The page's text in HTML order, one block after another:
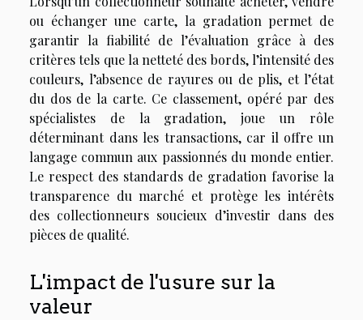
ou échanger une carte, la gradation permet de
garantir la fiabilité de l’évaluation grâce à des
critères tels que la netteté des bords, l’intensité des
couleurs, l’absence de rayures ou de plis, et l’état
du dos de la carte. Ce classement, opéré par des
spécialistes de la gradation, joue un rôle
déterminant dans les transactions, car il offre un
langage commun aux passionnés du monde entier.
Le respect des standards de gradation favorise la
transparence du marché et protège les intérêts
des collectionneurs soucieux d’investir dans des
pièces de qualité.
L'impact de l'usure sur la
valeur